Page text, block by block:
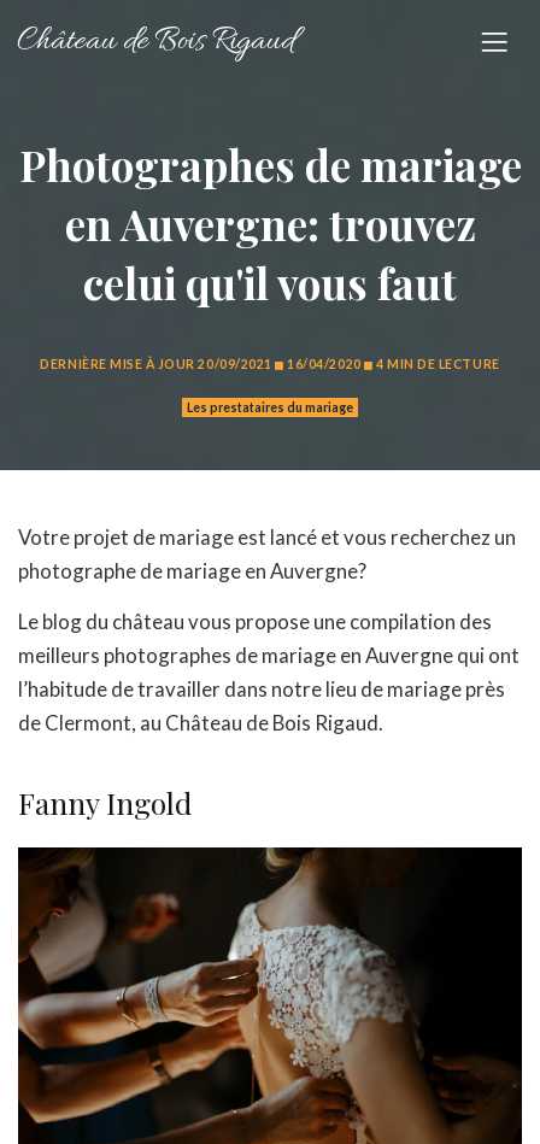
Château de Bois Rigaud
Photographes de mariage
en Auvergne: trouvez
celui qu'il vous faut
DERNIÈRE MISE À JOUR20/09/2021 16/04/2020 4 MIN DE LECTURE
Les prestataires du mariage
Votre projet de mariage est lancé et vous recherchez un
photographe de mariage en Auvergne?
Le blog du château vous propose une compilation des
meilleurs photographes de mariage en Auvergne qui ont
l’habitude de travailler dans notre lieu de mariage près
de Clermont, au Château de Bois Rigaud.
Fanny Ingold